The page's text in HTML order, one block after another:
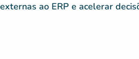
externas ao ERP e acelerar